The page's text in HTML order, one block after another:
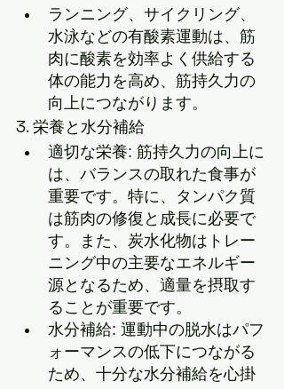
ランニング、サイクリング、
水泳などの有酸素運動は、筋
肉に酸素を効率よく供給する
体の能力を高め、筋持久力の
向上につながります。
3. 栄養と水分補給
適切な栄養: 筋持久力の向上に
は、バランスの取れた食事が
重要です。特に、タンパク質
は筋肉の修復と成長に必要で
す。また、炭水化物はトレー
ニング中の主要なエネルギー
源となるため、適量を摂取す
ることが重要です。
水分補給: 運動中の脱水はパフ
ォーマンスの低下につながる
ため、十分な水分補給を心掛